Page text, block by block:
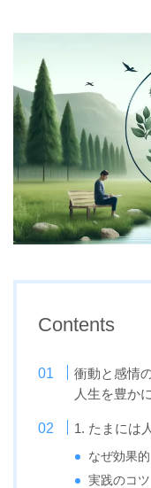
Contents
衝動と感情
人生を豊かに
1. たまには
なぜ効果的
実践のコツ